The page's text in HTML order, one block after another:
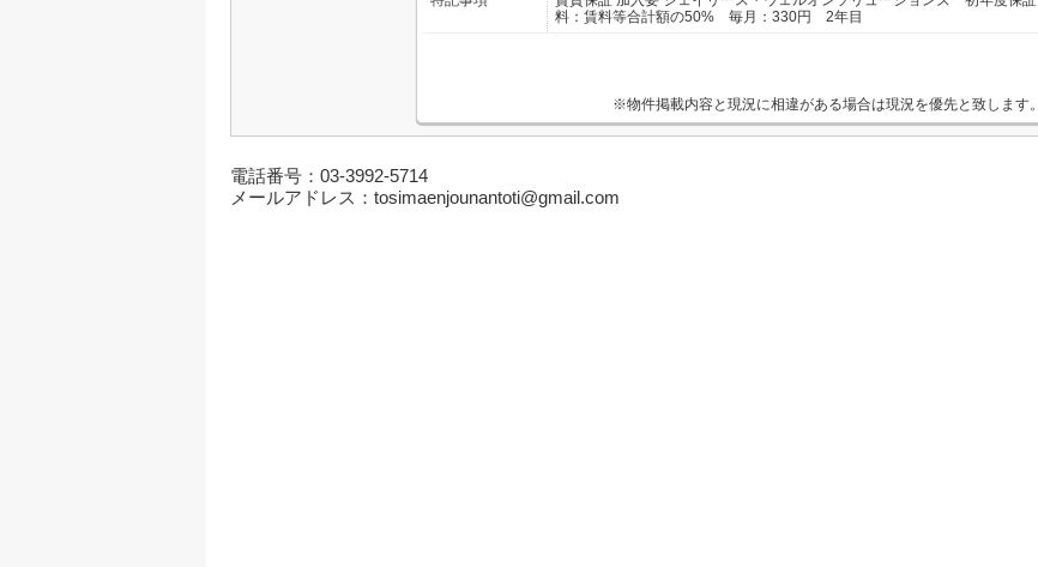
料：賃料等合計額の50% 毎月：330円 2年目
※物件掲載内容と現況に相違がある場合は現況を優先と致します。
電話番号：03-3992-5714
メールアドレス：tosimaenjounantoti@gmail.com